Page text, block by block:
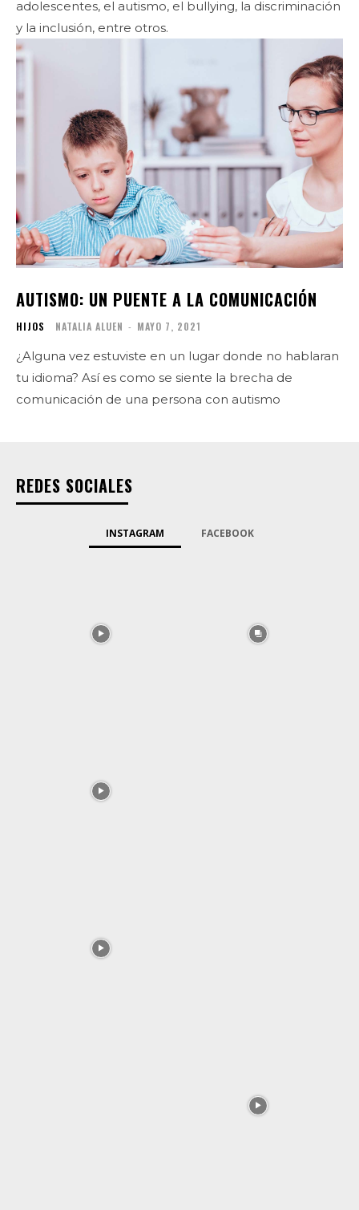
adolescentes, el autismo, el bullying, la discriminación
y la inclusión, entre otros.
AUTISMO: UN PUENTE A LA COMUNICACIÓN
HIJOS NATALIA ALUEN - MAYO 7, 2021
¿Alguna vez estuviste en un lugar donde no hablaran
tu idioma? Así es como se siente la brecha de
comunicación de una persona con autismo
REDES SOCIALES
INSTAGRAM FACEBOOK